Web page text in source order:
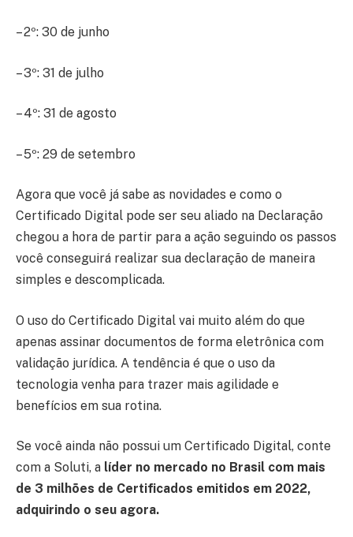
– 2º: 30 de junho
– 3º: 31 de julho
– 4º: 31 de agosto
– 5º: 29 de setembro
Agora que você já sabe as novidades e como o
Certificado Digital pode ser seu aliado na Declaração
chegou a hora de partir para a ação seguindo os passos
você conseguirá realizar sua declaração de maneira
simples e descomplicada.
O uso do Certificado Digital vai muito além do que
apenas assinar documentos de forma eletrônica com
validação jurídica. A tendência é que o uso da
tecnologia venha para trazer mais agilidade e
benefícios em sua rotina.
Se você ainda não possui um Certificado Digital, conte
com a Soluti, a líder no mercado no Brasil com mais
de 3 milhões de Certificados emitidos em 2022,
adquirindo o seu agora.